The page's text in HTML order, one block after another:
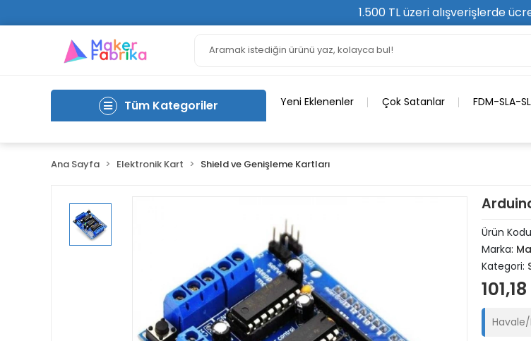
1.500 TL üzeri alışverişlerde
Tüm Kategoriler Yeni Eklenenler Çok Satanlar FDM-SLA-
Ana Sayfa Elektronik Kart Shield ve Genişleme Kartları
Ürün
Marka:
Kategori:
Havale/